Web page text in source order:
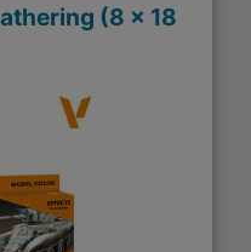
(8 x 18